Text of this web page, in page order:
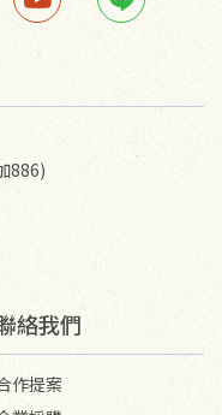
886)
絡我們
作提案